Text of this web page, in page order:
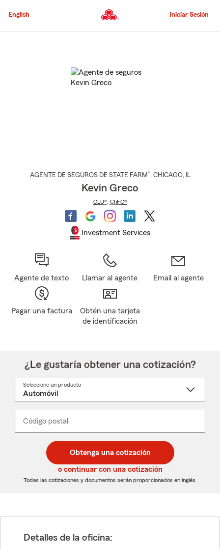
al
principal
English Iniciar Sesión
AGENTE DE SEGUROS DE STATE FARM®, CHICAGO, IL
Kevin Greco
CLU®, ChFC®
Investment Services
Agente de texto Llamar al agente Email al agente
Pagar una factura
Obtén una tarjeta
de identificación
¿Le gustaría obtener una cotización?
Seleccione un producto
desplegable
Código postal
de
5
dígitos
de
5
dígitos
_____
Obtenga una cotización
o continuar con una cotización
Todas las cotizaciones y documentos serán proporcionados en inglés.
Detalles de la oficina: